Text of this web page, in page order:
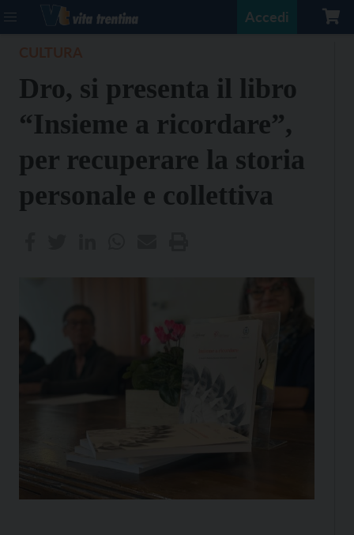
Accedi
Dro, si presenta il libro
“Insieme a ricordare”,
per recuperare la storia
personale e collettiva